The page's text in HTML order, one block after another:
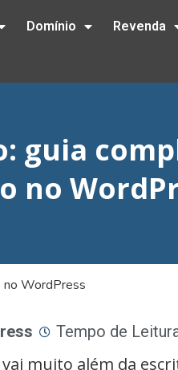
Domínio Revenda
guia
no
no WordPress
Tempo de
muito além da